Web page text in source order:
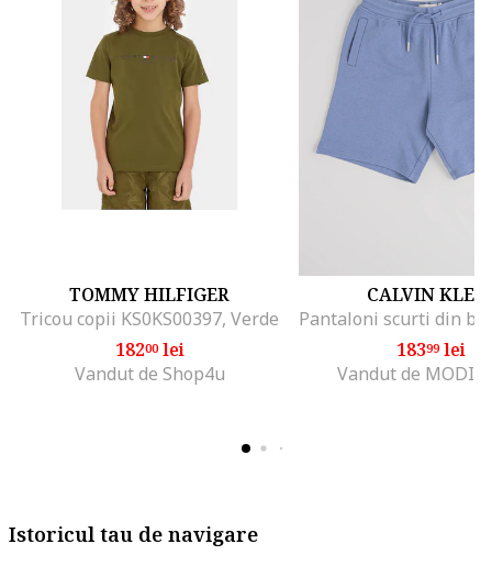
TOMMY HILFIGER
Tricou copii KS0KS00397, Verde
18200lei
Vandut de Shop4u
CALVIN
18399lei
Vandut de
Istoricul tau de navigare